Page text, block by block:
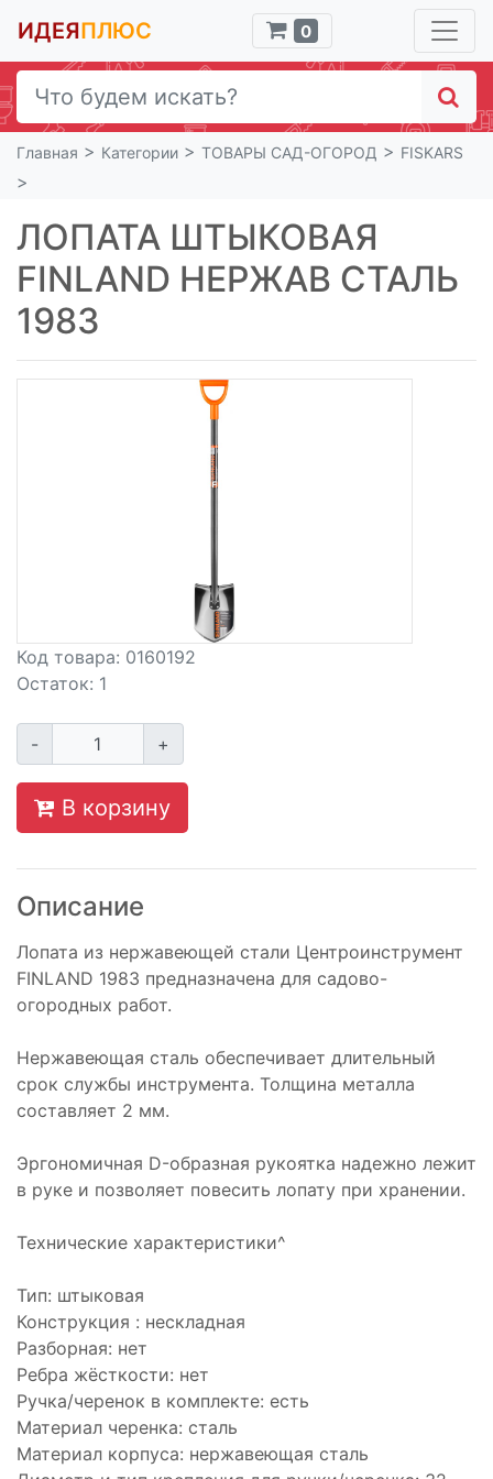
ИДЕЯПЛЮС 0
Главная > Категории > ТОВАРЫ САД-ОГОРОД > FISKARS
>
ЛОПАТА ШТЫКОВАЯ
FINLAND НЕРЖАВ СТАЛЬ
1983
Код товара: 0160192
Остаток: 1
- +
В корзину
Описание
Лопата из нержавеющей стали Центроинструмент
FINLAND 1983 предназначена для садово-
огородных работ.
Нержавеющая сталь обеспечивает длительный
срок службы инструмента. Толщина металла
составляет 2 мм.
Эргономичная D-образная рукоятка надежно лежит
в руке и позволяет повесить лопату при хранении.
Технические характеристики^
Тип: штыковая
Конструкция : нескладная
Разборная: нет
Ребра жёсткости: нет
Ручка/черенок в комплекте: есть
Материал черенка: сталь
Материал корпуса: нержавеющая сталь